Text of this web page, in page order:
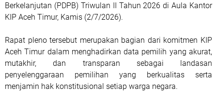
Berkelanjutan (PDPB) Triwulan II Tahun 2026 di Aula Kantor
KIP Aceh Timur, Kamis (2/7/2026).
Rapat pleno tersebut merupakan bagian dari komitmen KIP
Aceh Timur dalam menghadirkan data pemilih yang akurat,
mutakhir, dan transparan sebagai landasan
penyelenggaraan pemilihan yang berkualitas serta
menjamin hak konstitusional setiap warga negara.